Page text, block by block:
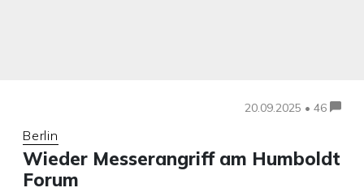
20.09.2025 • 46
Berlin
Wieder Messerangriff am Humboldt
Forum